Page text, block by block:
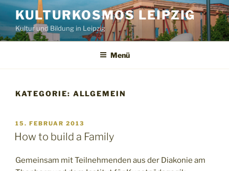
Zum
Inhalt
springen
KULTURKOSMOS LEIPZIG
Kultur und Bildung in Leipzig
Menü
KATEGORIE: ALLGEMEIN
VERÖFFENTLICHT
AM
15. FEBRUAR 2013
How to build a Family
Gemeinsam mit Teilnehmenden aus der Diakonie am